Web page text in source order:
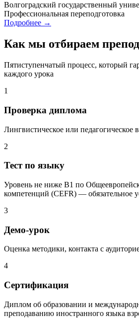
Волгоградский государственный
Профессиональная переподготовка
Подробнее →
Как мы отбираем
Пятиступенчатый процесс, который
каждого урока
1
Проверка диплома
Лингвистическое или педагогическое
2
Тест по языку
Уровень не ниже В1 по
компетенций (CEFR) — обязательное
3
Демо-урок
Оценка методики, контакта с
4
Сертификация
Диплом об образовании и
преподаванию иностранного языка